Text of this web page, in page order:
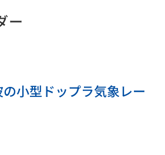
ー
小型ドップラ気象レー